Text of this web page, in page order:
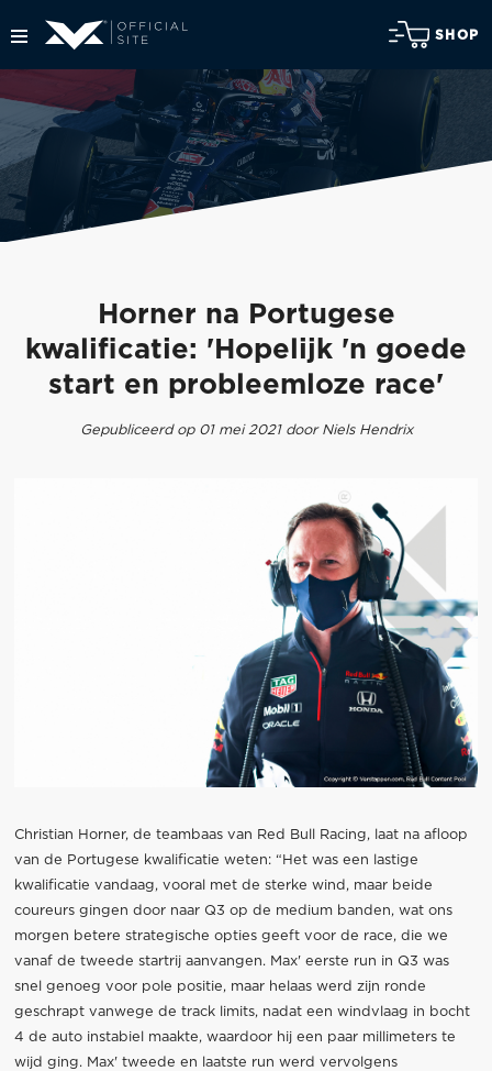
SHOP
Horner na Portugese
kwalificatie: 'Hopelijk 'n goede
start en probleemloze race'
Gepubliceerd op 01 mei 2021 door Niels Hendrix
Christian Horner, de teambaas van Red Bull Racing, laat na afloop
van de Portugese kwalificatie weten: “Het was een lastige
kwalificatie vandaag, vooral met de sterke wind, maar beide
coureurs gingen door naar Q3 op de medium banden, wat ons
morgen betere strategische opties geeft voor de race, die we
vanaf de tweede startrij aanvangen. Max' eerste run in Q3 was
snel genoeg voor pole positie, maar helaas werd zijn ronde
geschrapt vanwege de track limits, nadat een windvlaag in bocht
4 de auto instabiel maakte, waardoor hij een paar millimeters te
wijd ging. Max' tweede en laatste run werd vervolgens